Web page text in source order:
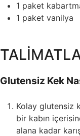
1 paket
1 paket vanilya
Glutensiz Kek
Kolay glutensiz
bir kabın
alana kadar